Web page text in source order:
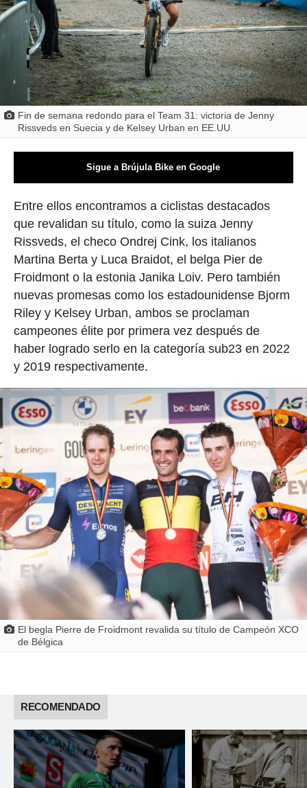
Fin de semana redondo para el Team 31: victoria de Jenny
Rissveds en Suecia y de Kelsey Urban en EE.UU
Sigue a Brújula Bike en Google
Entre ellos encontramos a ciclistas destacados
que revalidan su título, como la suiza Jenny
Rissveds, el checo Ondrej Cink, los italianos
Martina Berta y Luca Braidot, el belga Pier de
Froidmont o la estonia Janika Loiv. Pero también
nuevas promesas como los estadounidense Bjorm
Riley y Kelsey Urban, ambos se proclaman
campeones élite por primera vez después de
haber logrado serlo en la categoría sub23 en 2022
y 2019 respectivamente.
El begla Pierre de Froidmont revalida su título de Campeón XCO
de Bélgica
RECOMENDADO